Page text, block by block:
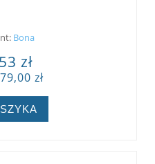
Bona
zł
zł